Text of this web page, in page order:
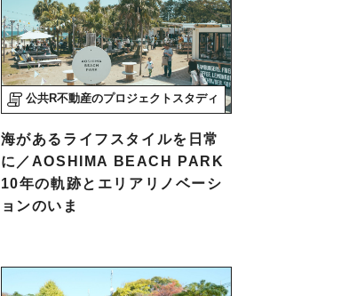
公共R不動産のプロジェクトスタディ
海があるライフスタイルを日常
に／AOSHIMA BEACH PARK
10年の軌跡とエリアリノベーシ
ョンのいま